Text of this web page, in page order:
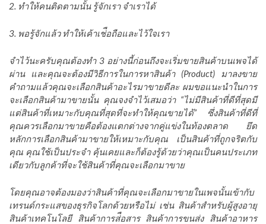
2. ทำให้คนติดตามนั้น รู้จักเรา จำเราได้
3. พอรู้จักแล้ว ทำให้เค้าเช่ือถือและไว้ใจเรา
จําไว้นะครับคุณต้องทํา 3 อย่างนี้ก่อนถึงจะเริ่มขายสินค้าบนเพจได้
ผ่าน และคุณจะต้องมีวิธีการในการหาสินค้า (Product) มาลงขาย
คำถามแล้วคุณจะเลือกสินค้าอะไรมาขายดีละ ผมขอแนะนำในการ
จะเลือกสินค้ามาขายนั้น คุณจงจำไว้เสมอว่า “ไม่มีสินค้าที่ดีที่สุดมี
แต่สินค้าที่เหมาะกับคุณที่สุดที่จะทำให้คุณขายได้” ซึ่งสินค้าที่ดีที่
คุณควรเลือกมาขายคือต้องแตกต่างจากคู่แข่งในท้องตลาด ยึด
หลักการเลือกสินค้ามาขายให้เหมาะกับคุณ เป็นสินค้าที่ถูกจริตกับ
คุณ คุณใช้เป็นประจำ คุ้นเคยและก็ต้องรู้ด้วยว่าคุณเป็นคนประเภท
เดียวกับลูกค้าที่จะใช้สินค้าที่คุณจะเลือกมาขาย
โดยคุณอาจต้องมองว่าสินค้าที่คุณจะเลือกมาขายในเพจนั้นเข้ากับ
เทรนด์กระแสของธุรกิจโลกด้วยหรือไม่ เช่น สินค้าสำหรับผู้สูงอายุ
สินค้าเทคโนโลยี สินค้าการส่ือสาร สินค้าการขนส่ง สินค้าอาหาร